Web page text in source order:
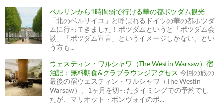
ベルリンから1時間弱で行ける華の都ポツダム観光
「北のベルサイユ」と呼ばれるドイツの華の都ポツダ
ムに行ってきました！ポツダムというと「ポツダム会
談」「ポツダム宣言」というイメージしかない、とい
う方も...
ウェスティン・ワルシャワ（The Westin Warsaw）宿
泊記：無料朝食&クラブラウンジアクセス 今回の旅の
最後の宿ウェスティン・ワルシャワ（The Westin
Warsaw）。1ヶ月を切ったタイミングでの予約でし
たが、マリオット・ボンヴォイのポ...